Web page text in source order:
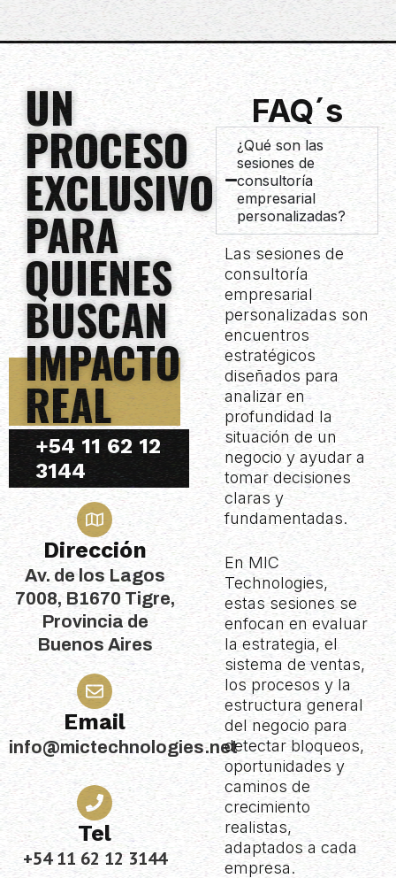
UN
PROCESO
EXCLUSIVO
PARA
QUIENES
BUSCAN
IMPACTO
REAL
+54 11 62 12
3144
Dirección
Av. de los Lagos
7008, B1670 Tigre,
Provincia de
Buenos Aires
Email
info@mictechnologies.net
Tel
+54 11 62 12 3144
FAQ´s
¿Qué son las
sesiones de
consultoría
empresarial
personalizadas?
Las sesiones de
consultoría
empresarial
personalizadas son
encuentros
estratégicos
diseñados para
analizar en
profundidad la
situación de un
negocio y ayudar a
tomar decisiones
claras y
fundamentadas.
En MIC
Technologies,
estas sesiones se
enfocan en evaluar
la estrategia, el
sistema de ventas,
los procesos y la
estructura general
del negocio para
detectar bloqueos,
oportunidades y
caminos de
crecimiento
realistas,
adaptados a cada
empresa.